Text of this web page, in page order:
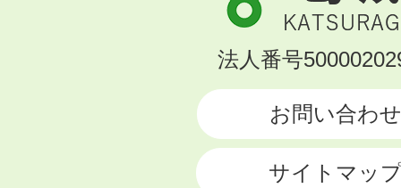
市
KATSURAGI
法人番号
お問い合わせ
サイトマッ